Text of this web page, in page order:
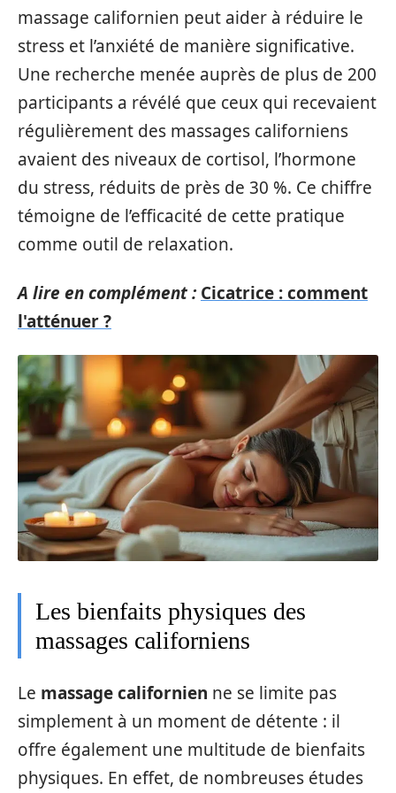
massage californien peut aider à réduire le
stress et l’anxiété de manière significative.
Une recherche menée auprès de plus de 200
participants a révélé que ceux qui recevaient
régulièrement des massages californiens
avaient des niveaux de cortisol, l’hormone
du stress, réduits de près de 30 %. Ce chiffre
témoigne de l’efficacité de cette pratique
comme outil de relaxation.
A lire en complément : Cicatrice : comment
l'atténuer ?
Les bienfaits physiques des
massages californiens
Le massage californien ne se limite pas
simplement à un moment de détente : il
offre également une multitude de bienfaits
physiques. En effet, de nombreuses études